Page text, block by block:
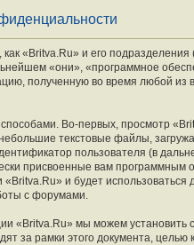
«Britva.Ru» и его
«они», «программное
полученную во время любой из
Во-первых, просмотр
текстовые файлы,
пользователя (в
присвоенные вам программным
и будет
с форумами.
«Britva.Ru» мы можем
за рамки этого документа,